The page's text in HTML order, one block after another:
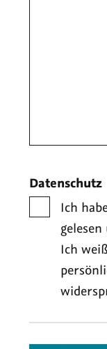
Datenschutz
Ich
Ich